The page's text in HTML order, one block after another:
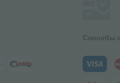
Способы